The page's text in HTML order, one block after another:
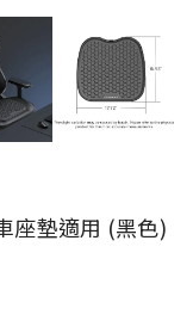
座墊適用 (黑色)